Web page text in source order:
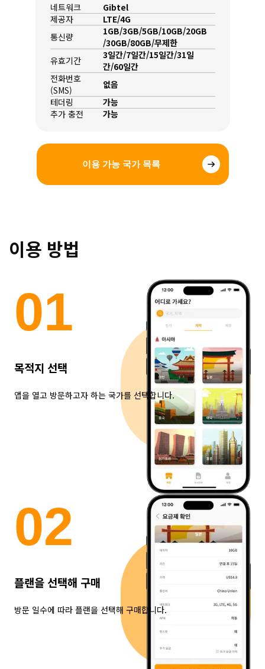
네트워크
Gibtel
제공자
LTE/4G
통신량
1GB/3GB/5GB/10GB/20GB
/30GB/80GB/무제한
유효기간
3일간/7일간/15일간/31일
간/60일간
전화번호
(SMS)
없음
테더링
가능
추가 충전
가능
이용 가능 국가 목록
이용 방법
01
목적지 선택
앱을 열고 방문하고자 하는 국가를 선택합니다.
02
플랜을 선택해 구매
방문 일수에 따라 플랜을 선택해 구매합니다.